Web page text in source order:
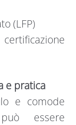
(LFP)
e pratica
e comode
essere